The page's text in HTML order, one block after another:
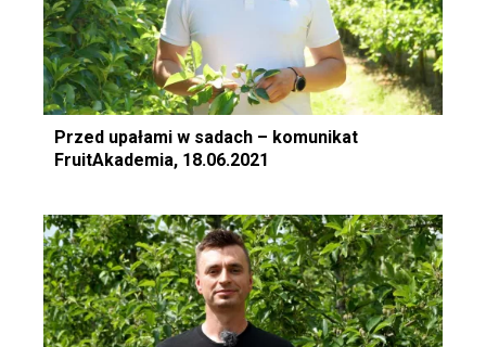
Przed upałami w sadach – komunikat
FruitAkademia, 18.06.2021